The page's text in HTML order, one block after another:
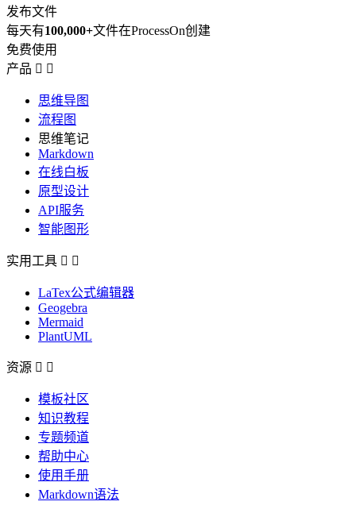
发布文件
每天有100,000+文件在ProcessOn创建
免费使用
产品  
思维导图
流程图
思维笔记
Markdown
在线白板
原型设计
API服务
智能图形
实用工具  
LaTex公式编辑器
Geogebra
Mermaid
PlantUML
资源  
模板社区
知识教程
专题频道
帮助中心
使用手册
Markdown语法